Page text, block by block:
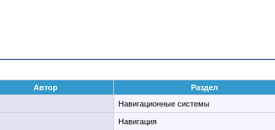
Автор Раздел
Навигационные системы
Навигация